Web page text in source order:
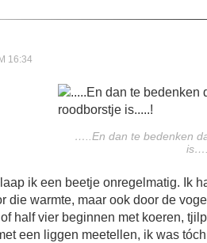
16:34
…..En dan te bedenken
ik een beetje onregelmatig. Ik
die warmte, maar ook door de
half vier beginnen met koeren,
een liggen meetellen, ik was